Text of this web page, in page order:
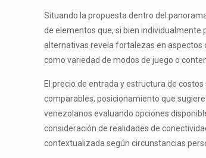
Situando la propuesta dentro del
de elementos que, si bien
alternativas revela fortalezas en aspectos
como variedad de modos de juego o
El precio de entrada y estructura de
comparables, posicionamiento que
venezolanos evaluando opciones
consideración de realidades de
contextualizada según circunstancias